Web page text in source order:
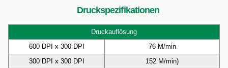
Druckspezifikationen
Druckauflösung
600 DPI x 300 DPI
76 M/min
300 DPI x 300 DPI
152 M/min)